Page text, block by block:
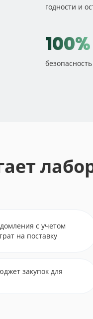
годности и
100%
с учетом
на поставку
закупок для